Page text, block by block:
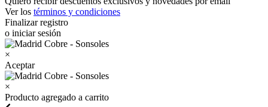
Ver los términos y condiciones
Finalizar registro
o iniciar sesión
×
Aceptar
×
Producto agregado a carrito